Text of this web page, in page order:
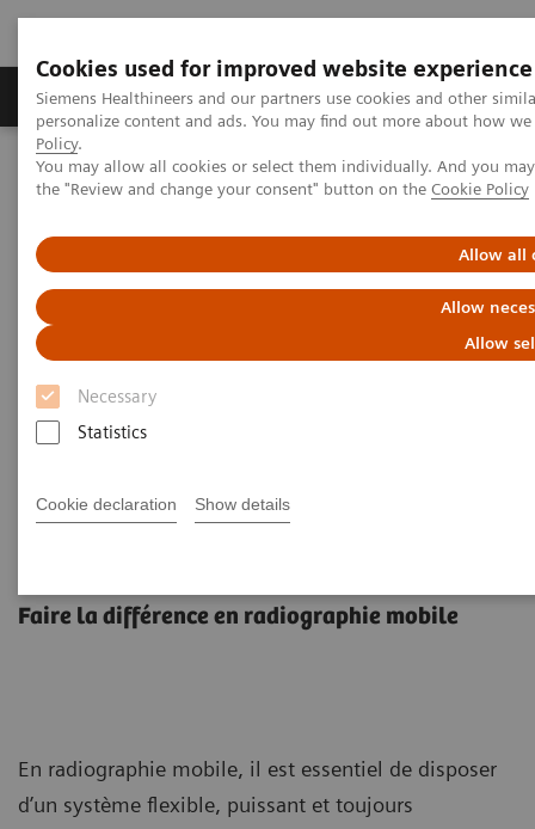
Cookies used for improved website experience
Siemens Healthineers and our partners use cookies and other
personalize content and ads. You may find out more about how
Policy.
You may allow all cookies or select them individually. And you
the "Review and change your consent" button on the Cookie Policy
Allow all
Allow
Allow
Necessary
Statistics
Cookie declaration Show details
Produits & services Domaines cliniques
Home Imagerie médicale
Radiographie
Radiographie mobile
MOBILETT Elara Max
Faire la différence en radiographie mobile
En radiographie mobile, il est essentiel de disposer
d’un système flexible, puissant et toujours